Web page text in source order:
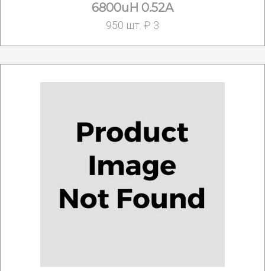
6800uH 0.52A
950 шт. ₽ 3